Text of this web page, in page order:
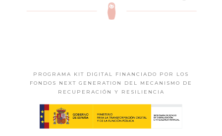
PROGRAMA KIT DIGITAL FINANCIADO POR LOS
FONDOS NEXT GENERATION DEL MECANISMO DE
RECUPERACIÓN Y RESILIENCIA